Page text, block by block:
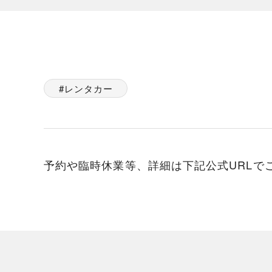
レンタカー
予約や臨時休業等、詳細は下記公式URLで